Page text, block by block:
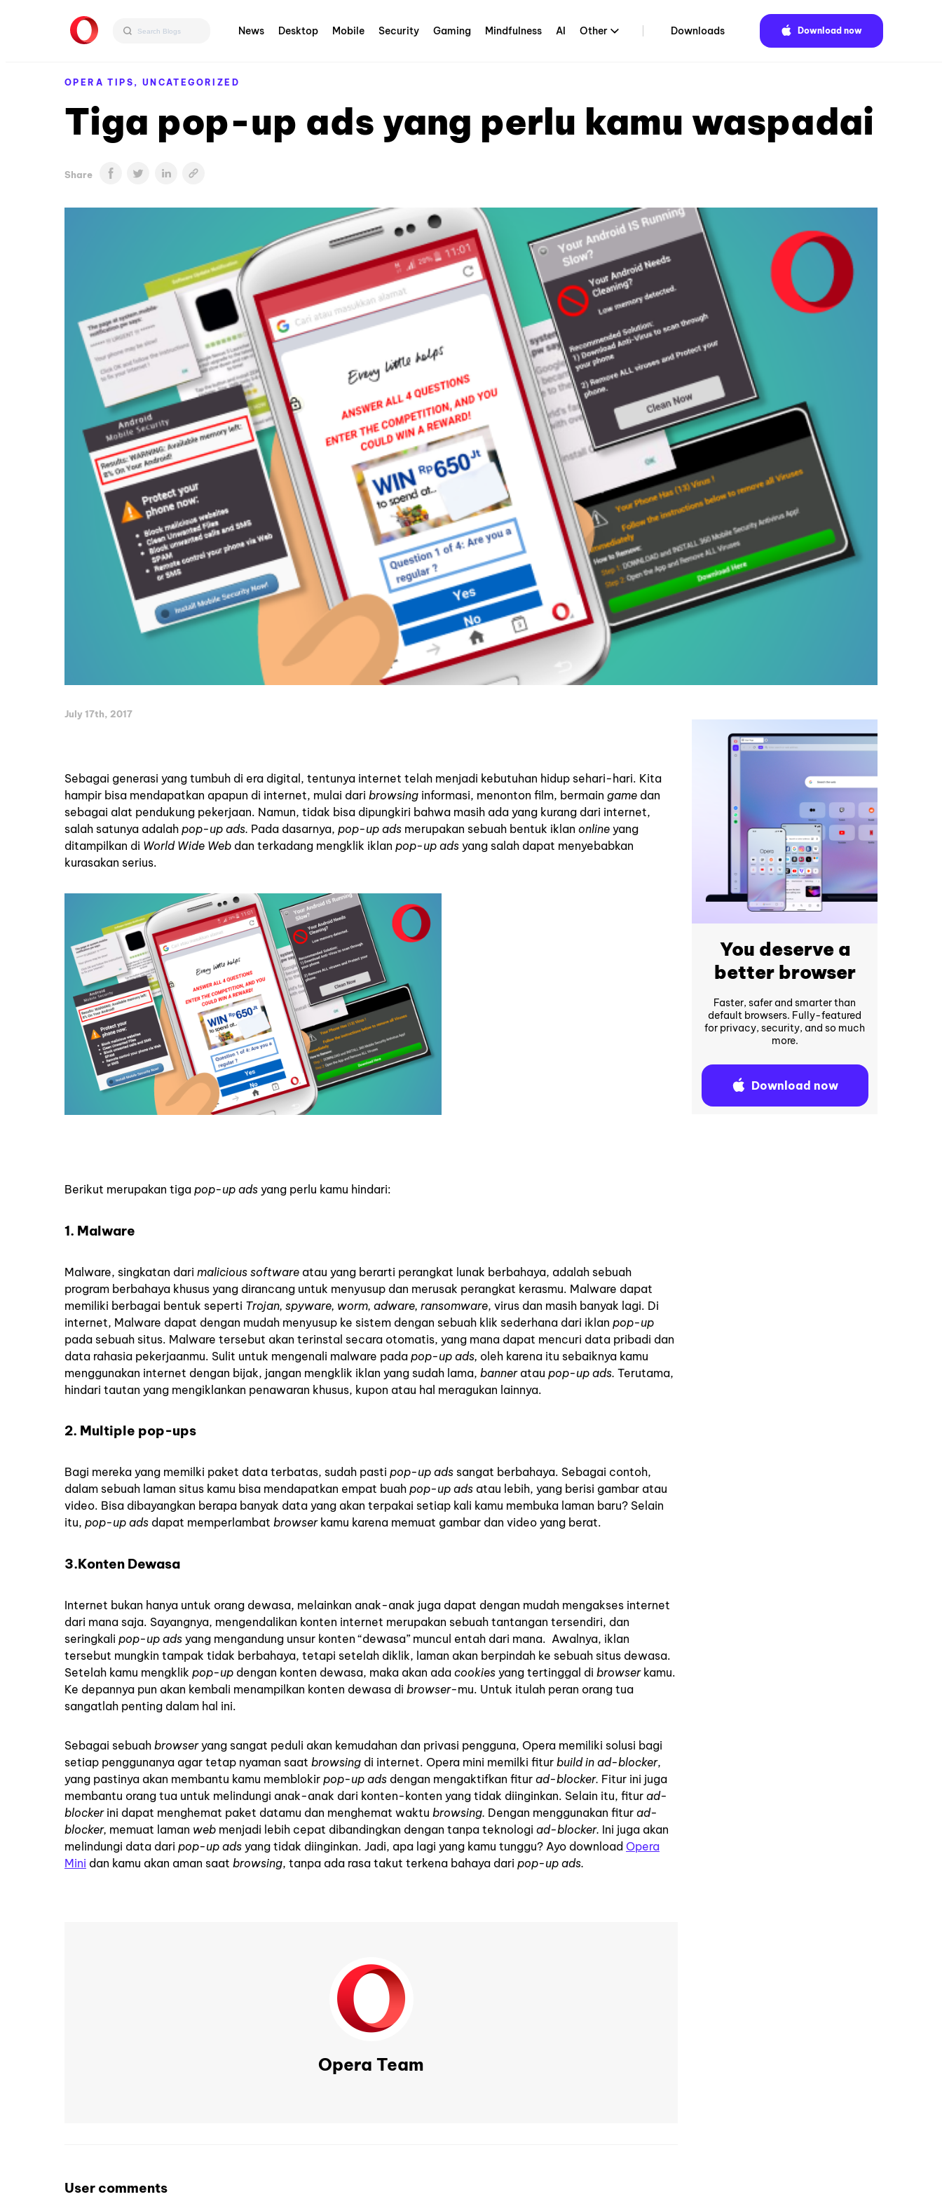
News Desktop Mobile Security Gaming Mindfulness AI Other Downloads Download now
OPERA TIPS, UNCATEGORIZED
Tiga pop-up ads yang perlu kamu waspadai
Share
July 17th, 2017
Sebagai generasi yang tumbuh di era digital, tentunya internet telah menjadi kebutuhan hidup sehari-hari. Kita
hampir bisa mendapatkan apapun di internet, mulai dari browsing informasi, menonton film, bermain game dan
sebagai alat pendukung pekerjaan. Namun, tidak bisa dipungkiri bahwa masih ada yang kurang dari internet,
salah satunya adalah pop-up ads. Pada dasarnya, pop-up ads merupakan sebuah bentuk iklan online yang
ditampilkan di World Wide Web dan terkadang mengklik iklan pop-up ads yang salah dapat menyebabkan
kurasakan serius.
Berikut merupakan tiga pop-up ads yang perlu kamu hindari:
1. Malware
Malware, singkatan dari malicious software atau yang berarti perangkat lunak berbahaya, adalah sebuah
program berbahaya khusus yang dirancang untuk menyusup dan merusak perangkat kerasmu. Malware dapat
memiliki berbagai bentuk seperti Trojan, spyware, worm, adware, ransomware, virus dan masih banyak lagi. Di
internet, Malware dapat dengan mudah menyusup ke sistem dengan sebuah klik sederhana dari iklan pop-up
pada sebuah situs. Malware tersebut akan terinstal secara otomatis, yang mana dapat mencuri data pribadi dan
data rahasia pekerjaanmu. Sulit untuk mengenali malware pada pop-up ads, oleh karena itu sebaiknya kamu
menggunakan internet dengan bijak, jangan mengklik iklan yang sudah lama, banner atau pop-up ads. Terutama,
hindari tautan yang mengiklankan penawaran khusus, kupon atau hal meragukan lainnya.
2. Multiple pop-ups
Bagi mereka yang memilki paket data terbatas, sudah pasti pop-up ads sangat berbahaya. Sebagai contoh,
dalam sebuah laman situs kamu bisa mendapatkan empat buah pop-up ads atau lebih, yang berisi gambar atau
video. Bisa dibayangkan berapa banyak data yang akan terpakai setiap kali kamu membuka laman baru? Selain
itu, pop-up ads dapat memperlambat browserkamu karena memuat gambar dan video yang berat.
3.Konten Dewasa
Internet bukan hanya untuk orang dewasa, melainkan anak-anak juga dapat dengan mudah mengakses internet
dari mana saja. Sayangnya, mengendalikan konten internet merupakan sebuah tantangan tersendiri, dan
seringkali pop-up ads yang mengandung unsur konten “dewasa” muncul entah dari mana. Awalnya, iklan
tersebut mungkin tampak tidak berbahaya, tetapi setelah diklik, laman akan berpindah ke sebuah situs dewasa.
Setelah kamu mengklik pop-up dengan konten dewasa, maka akan ada cookies yang tertinggal di browserkamu.
Ke depannya pun akan kembali menampilkan konten dewasa di browser-mu. Untuk itulah peran orang tua
sangatlah penting dalam hal ini.
Sebagai sebuah browseryang sangat peduli akan kemudahan dan privasi pengguna, Opera memiliki solusi bagi
setiap penggunanya agar tetap nyaman saat browsing di internet. Opera mini memilki fitur build in ad-blocker,
yang pastinya akan membantu kamu memblokir pop-up ads dengan mengaktifkan fitur ad-blocker. Fitur ini juga
membantu orang tua untuk melindungi anak-anak dari konten-konten yang tidak diinginkan. Selain itu, fitur ad-
blockerini dapat menghemat paket datamu dan menghemat waktu browsing. Dengan menggunakan fitur ad-
blocker, memuat laman web menjadi lebih cepat dibandingkan dengan tanpa teknologi ad-blocker. Ini juga akan
melindungi data dari pop-up ads yang tidak diinginkan. Jadi, apa lagi yang kamu tunggu? Ayo download Opera
Mini dan kamu akan aman saat browsing, tanpa ada rasa takut terkena bahaya dari pop-up ads.
Opera Team
User comments
You deserve a
better browser
Faster, safer and smarter than
default browsers. Fully-featured
for privacy, security, and so much
more.
Download now